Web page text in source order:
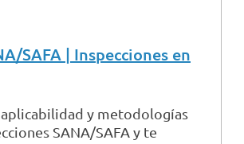
SAFA | Inspecciones en
y metodologías
SANA/SAFA y te